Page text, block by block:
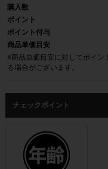
購入数
ポイント
ポイント付与
商品単価目安
※商品単価目安に対してポイン
る場合がございます。
チェックポイント